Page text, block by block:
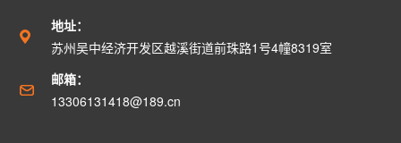
地址：
苏州吴中经济开发区越溪街道前珠路1号4幢8319室
邮箱：
13306131418@189.cn